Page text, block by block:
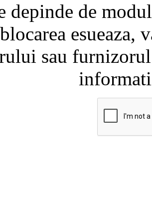
depinde de
sau